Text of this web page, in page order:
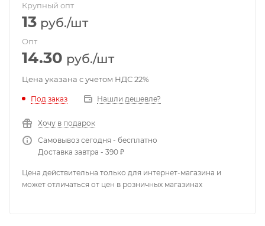
Крупный опт
13 руб./шт
Опт
14.30 руб./шт
Цена указана с учетом НДС 22%
Под заказ Нашли дешевле?
Хочу в подарок
Самовывоз сегодня - бесплатно
Доставка завтра - 390 ₽
Цена действительна только для интернет-магазина и
может отличаться от цен в розничных магазинах